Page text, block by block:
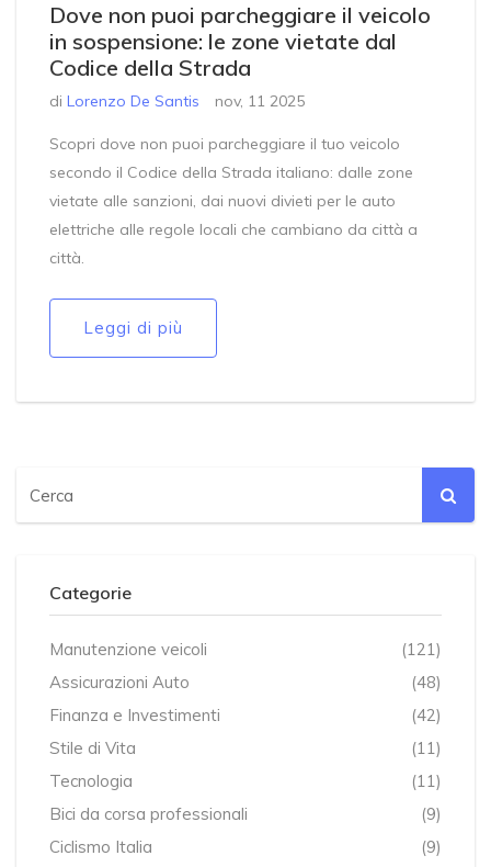
Dove non puoi parcheggiare il veicolo
in sospensione: le zone vietate dal
Codice della Strada
di Lorenzo De Santis nov, 11 2025
Scopri dove non puoi parcheggiare il tuo veicolo
secondo il Codice della Strada italiano: dalle zone
vietate alle sanzioni, dai nuovi divieti per le auto
elettriche alle regole locali che cambiano da città a
città.
Leggi di più
Categorie
Manutenzione veicoli
(121)
Assicurazioni Auto
(48)
Finanza e Investimenti
(42)
Stile di Vita
(11)
Tecnologia
(11)
Bici da corsa professionali
(9)
Ciclismo Italia
(9)